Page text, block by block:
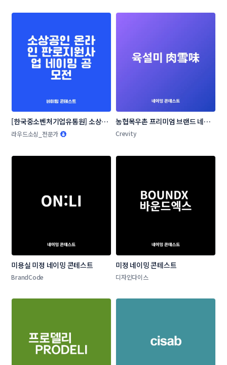
[한국중소벤처기업유통원] 소상공
인 온라인 판로지원사업 네이밍 공
라우드소싱_전문가
농협목우촌 프리미엄 브랜드 네이
밍 공모
Crevity
미용실 미정 네이밍 콘테스트
BrandCode
미정 네이밍 콘테스트
디자인다이스